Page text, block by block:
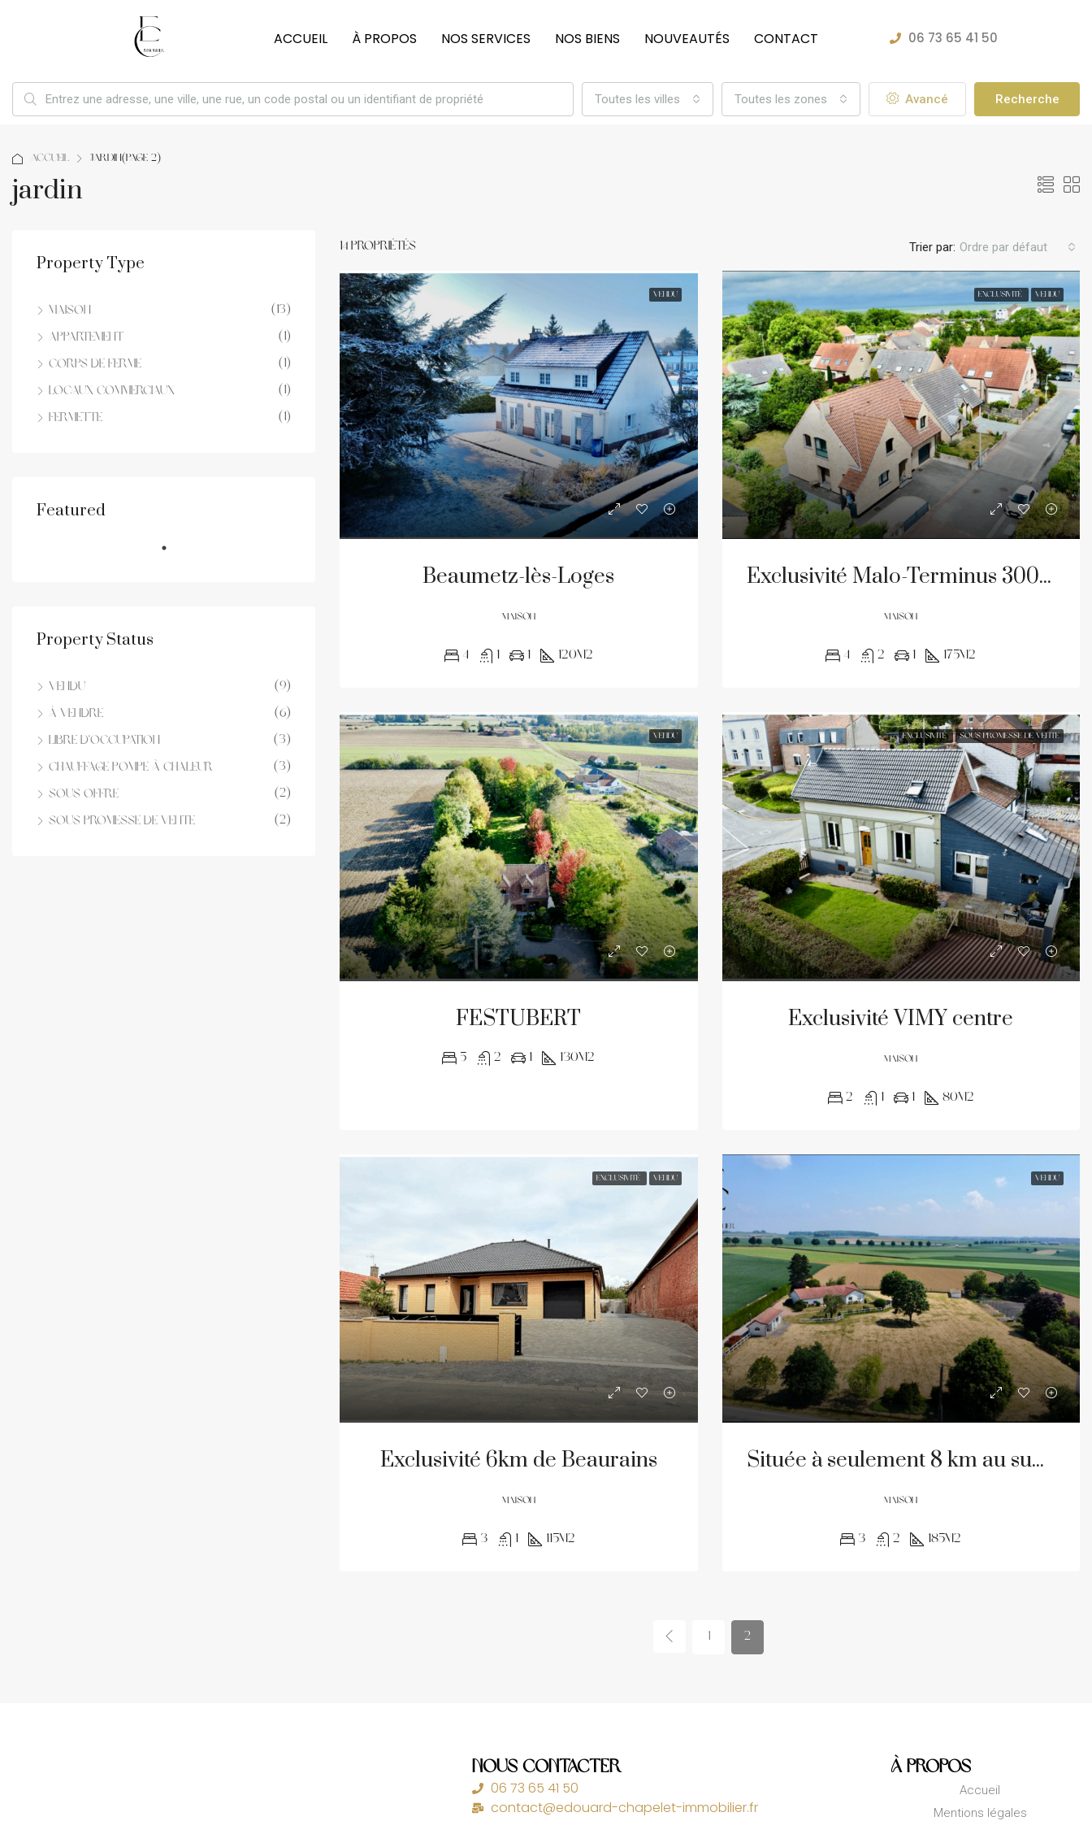
ACCUEIL À PROPOS NOS SERVICES NOS BIENS NOUVEAUTÉS CONTACT 06 73 65 41 50
Toutes les villes Toutes les zones Avancé Recherche
Accueil jardin(Page 2)
jardin
14 Propriétés Trier par: Ordre par défaut
VENDU
Beaumetz-lès-Loges
MAISON
4 1 1 120m2
EXCLUSIVITÉ VENDU
Exclusivité Malo-Terminus 300m de la Plage
MAISON
4 2 1 175m2
VENDU
FESTUBERT
5 2 1 130m2
EXCLUSIVITÉ SOUS PROMESSE DE VENTE
Exclusivité VIMY centre
MAISON
2 1 1 80m2
EXCLUSIVITÉ VENDU
Exclusivité 6km de Beaurains
MAISON
3 1 115m2
VENDU
Située à seulement 8 km au sud-est d’Arras, cette propriété offre un accès pratique à l’autoroute A1, facilitant ainsi les déplacements.
MAISON
3 2 185m2
2
Property Type
Maison (13)
Appartement (1)
Corps de ferme (1)
locaux commerciaux (1)
Fermette (1)
Featured
Property Status
Vendu (9)
À vendre (6)
Libre d'occupation (3)
Chauffage Pompe à chaleur (3)
Sous offre (2)
Sous Promesse de vente (2)
Nous Contacter
06 73 65 41 50
contact@edouard-chapelet-immobilier.fr
À Propos
Accueil
Mentions légales